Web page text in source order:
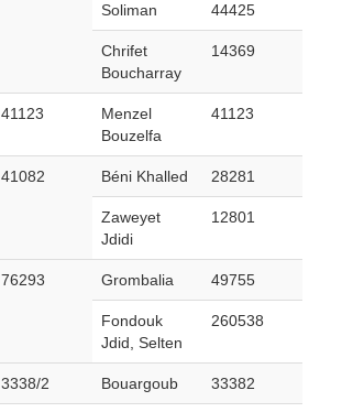
Soliman 44425
Chrifet
Boucharray
14369
41123
Menzel
Bouzelfa
41123
41082 Béni Khalled 28281
Zaweyet
Jdidi
12801
76293 Grombalia 49755
Fondouk
Jdid, Selten
260538
3338/2 Bouargoub 33382